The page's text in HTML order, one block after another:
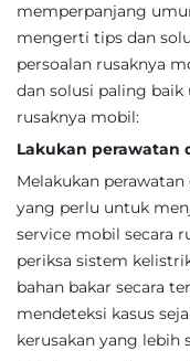
memperpanjang
mengerti tips dan
persoalan rusaknya
dan solusi paling
rusaknya mobil:
Lakukan perawatan
Melakukan
yang perlu untuk
service mobil secara
periksa sistem
bahan bakar secara
mendeteksi kasus
kerusakan yang lebih